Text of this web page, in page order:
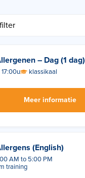
– Dag (1 dag)
klassikaal
Meer informatie
(English)
AM to 5:00 PM
training